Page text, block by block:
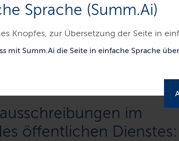
Sprache (Summ.Ai)
Knopfes, zur Übersetzung der Seite in
mit Summ.Ai die Seite in einfache Sprache
Amtsgericht Neumünster
im
öffentlichen Dienstes: